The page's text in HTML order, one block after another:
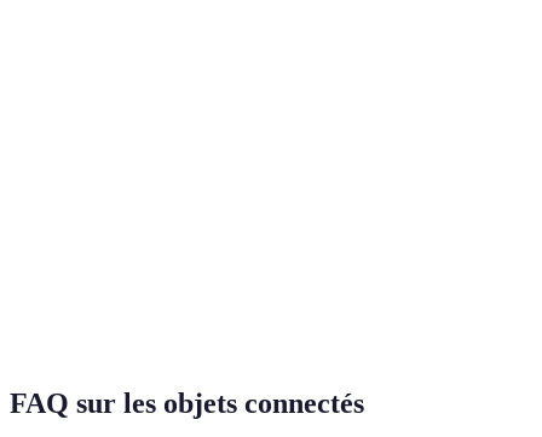
FAQ sur les objets connectés